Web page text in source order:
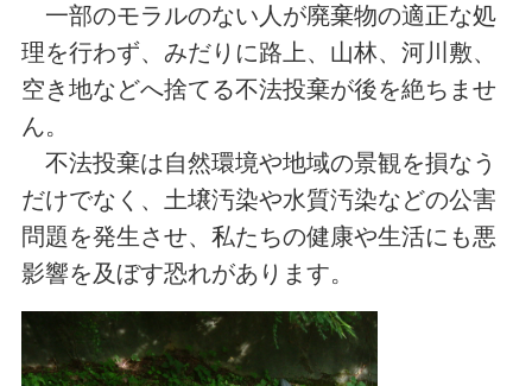
一部のモラルのない人が廃棄物の適正な処
理を行わず、みだりに路上、山林、河川敷、
空き地などへ捨てる不法投棄が後を絶ちませ
ん。
不法投棄は自然環境や地域の景観を損なう
だけでなく、土壌汚染や水質汚染などの公害
問題を発生させ、私たちの健康や生活にも悪
影響を及ぼす恐れがあります。